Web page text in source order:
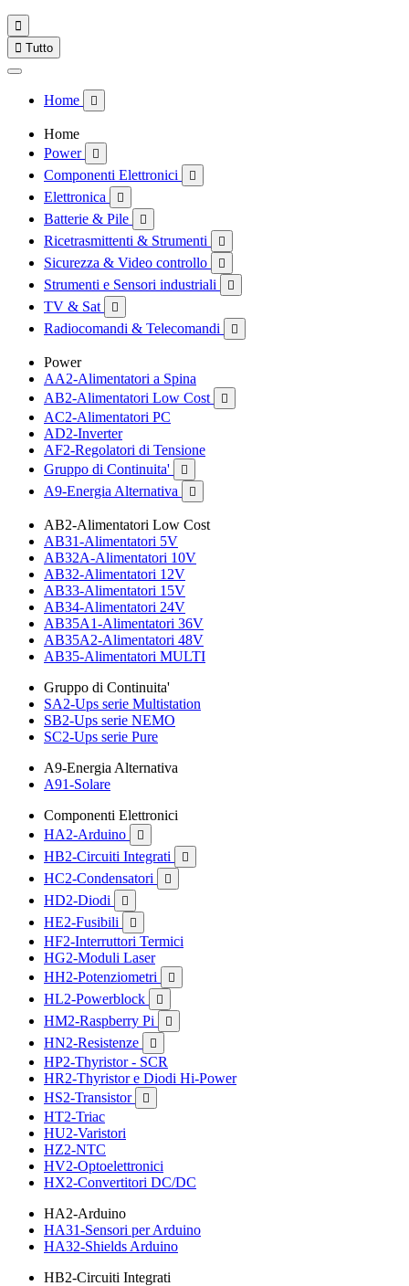

 Tutto
Home 
Home
Power

Componenti Elettronici 
Elettronica 
Batterie & Pile 
Ricetrasmittenti & Strumenti 
Sicurezza & Video controllo 
Strumenti e Sensori industriali 
TV & Sat 
Radiocomandi & Telecomandi 
Power
AA2-Alimentatori a Spina
AB2-Alimentatori Low Cost

AC2-Alimentatori PC
AD2-Inverter
AF2-Regolatori di Tensione
Gruppo di Continuita'

A9-Energia Alternativa 
AB2-Alimentatori Low Cost
AB31-Alimentatori 5V
AB32A-Alimentatori 10V
AB32-Alimentatori 12V
AB33-Alimentatori 15V
AB34-Alimentatori 24V
AB35A1-Alimentatori 36V
AB35A2-Alimentatori 48V
AB35-Alimentatori MULTI
Gruppo di Continuita'
SA2-Ups serie Multistation
SB2-Ups serie NEMO
SC2-Ups serie Pure
A9-Energia Alternativa
A91-Solare
Componenti Elettronici
HA2-Arduino

HB2-Circuiti Integrati 
HC2-Condensatori 
HD2-Diodi 
HE2-Fusibili 
HF2-Interruttori Termici
HG2-Moduli Laser
HH2-Potenziometri

HL2-Powerblock 
HM2-Raspberry Pi 
HN2-Resistenze 
HP2-Thyristor - SCR
HR2-Thyristor e Diodi Hi-Power
HS2-Transistor

HT2-Triac
HU2-Varistori
HZ2-NTC
HV2-Optoelettronici
HX2-Convertitori DC/DC
HA2-Arduino
HA31-Sensori per Arduino
HA32-Shields Arduino
HB2-Circuiti Integrati